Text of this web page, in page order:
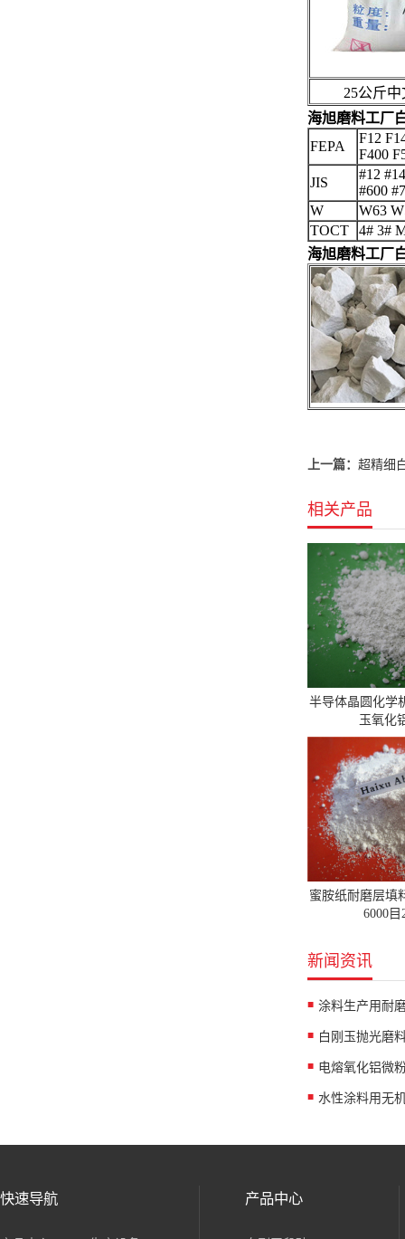
25公斤中
海旭磨料工厂
FEPA
F12
F400
JIS
#12
#600
W
W63
TOCT
4# 3#
海旭磨料工厂
上一篇： 超精细
相关产品
半导体晶圆化学
玉氧化
蜜胺纸耐磨层填
6000目
新闻资讯
涂料生产用耐
白刚玉抛光磨
水性涂料用无
快速导航 产品中心